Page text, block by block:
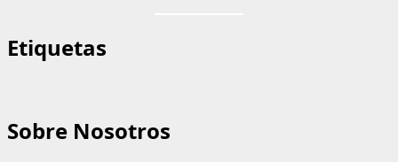
Etiquetas
Sobre Nosotros